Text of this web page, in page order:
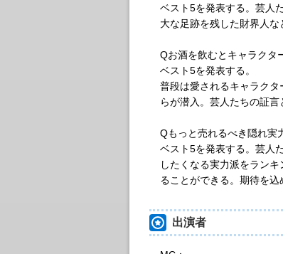
ベスト5を発表する。芸人
大な足跡を残した財界人な
Qお酒を飲むとキャラクタ
ベスト5を発表する。
普段は愛されるキャラク
らが潜入。芸人たちの証言
Qもっと売れるべき隠れ実
ベスト5を発表する。芸人
したくなる実力派をラン
ることができる。期待を
出演者